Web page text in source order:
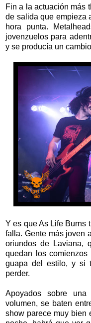
Fin a la actuación más
de salida que empieza
hora punta.
jovenzuelos para
y se producía un
Y es que As Life Burns
falla. Gente más joven
oriundos de Laviana,
quedan los
guapa del estilo, y si
perder.
Apoyados sobre
volumen, se baten
show parece muy bien